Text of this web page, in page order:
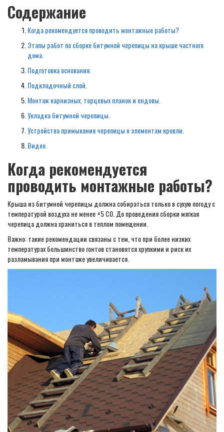
Содержание
Когда рекомендуется проводить монтажные работы?
Этапы работ по сборке битумной черепицы на крыше частного
дома.
Подготовка основания.
Подкладочный слой.
Монтаж карнизных, торцевых планок и ендовы.
Укладка битумной черепицы.
Устройства примыкания черепицы к элементам кровли.
Видео.
Когда рекомендуется
проводить монтажные работы?
Крыша из битумной черепицы должна собираться только в сухую погоду с
температурой воздуха не менее +5 C0. До проведения сборки мягкая
черепица должна храниться в теплом помещении.
Важно: такие рекомендации связаны с тем, что при более низких
температурах большинство гонтов становятся хрупкими и риск их
разламывания при монтаже увеличивается.